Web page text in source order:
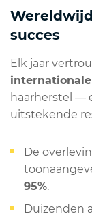
succes
Elk jaar
haarherstel —
uitstekende
De
95%.
Duizenden